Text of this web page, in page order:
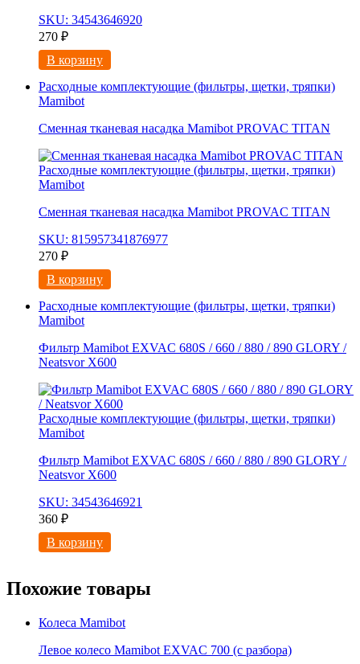
SKU: 34543646920
270 ₽
В корзину
Расходные комплектующие (фильтры, щетки, тряпки)
Mamibot
Сменная тканевая насадка Mamibot PROVAC TITAN
Расходные комплектующие (фильтры, щетки, тряпки)
Mamibot
Сменная тканевая насадка Mamibot PROVAC TITAN
SKU: 815957341876977
270 ₽
В корзину
Расходные комплектующие (фильтры, щетки, тряпки)
Mamibot
Фильтр Mamibot EXVAC 680S / 660 / 880 / 890 GLORY /
Neatsvor X600
Расходные комплектующие (фильтры, щетки, тряпки)
Mamibot
Фильтр Mamibot EXVAC 680S / 660 / 880 / 890 GLORY /
Neatsvor X600
SKU: 34543646921
360 ₽
В корзину
Похожие товары
Колеса Mamibot
Левое колесо Mamibot EXVAC 700 (с разбора)